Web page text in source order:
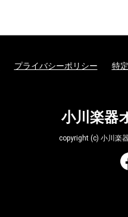
プライバシーポリシー 特
小川楽器
copyright (c) 小川楽